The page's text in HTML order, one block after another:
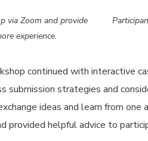
via Zoom and provide
experience.
continued with interactive
submission strategies and
ideas and learn from
provided helpful advice to